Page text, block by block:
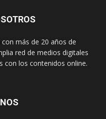
más de 20 años de
red de medios digitales
con los contenidos online.